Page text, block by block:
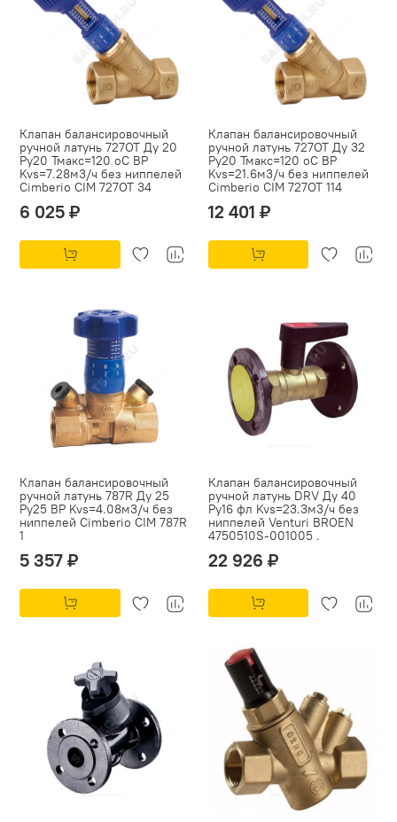
Клапан балансировочный
ручной латунь 727ОТ Ду 20
Ру20 Тмакс=120 оС ВР
Kvs=7.28м3/ч без ниппелей
Cimberio CIM 727OT 34
6 025 ₽
Клапан балансировочный
ручной латунь 727ОТ Ду 32
Ру20 Тмакс=120 оС ВР
Kvs=21.6м3/ч без ниппелей
Cimberio CIM 727OT 114
12 401 ₽
Клапан балансировочный
ручной латунь 787R Ду 25
Ру25 ВР Kvs=4.08м3/ч без
ниппелей Cimberio CIM 787R
1
5 357 ₽
Клапан балансировочный
ручной латунь DRV Ду 40
Ру16 фл Kvs=23.3м3/ч без
ниппелей Venturi BROEN
4750510S-001005 .
22 926 ₽